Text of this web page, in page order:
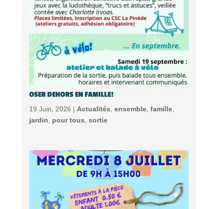
OSER DEHORS EN FAMILLE!
19 Juin, 2026 | Actualités ensemble, famille,
jardin
pour tous sortie